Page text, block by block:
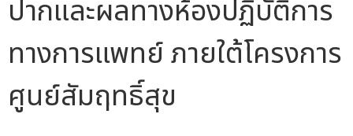
ปากและผลทางห้องปฏิบัติการ
ทางการแพทย์ ภายใต้โครงการ
ศูนย์สัมฤทธิ์สุข